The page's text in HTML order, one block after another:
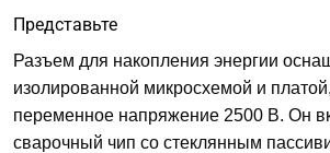
Представьте
Разъем для накопления энергии
изолированной микросхемой и
переменное напряжение 2500 В. Он
сварочный чип со стеклянным